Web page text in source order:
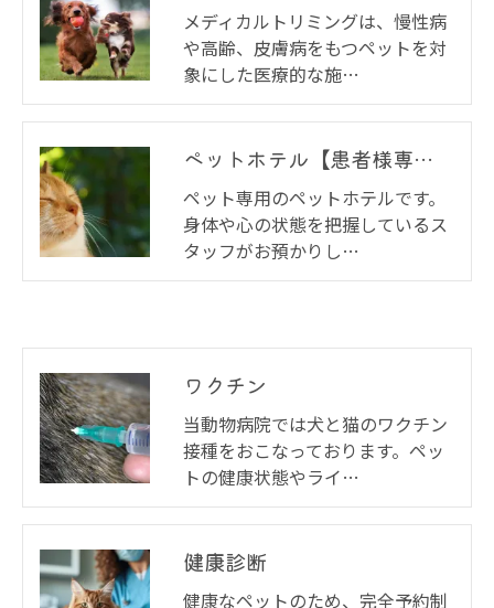
メディカルトリミングは、慢性病
や高齢、皮膚病をもつペットを対
象にした医療的な施…
ペットホテル【患者様専用】犬猫ウサギ
ペット専用のペットホテルです。
身体や心の状態を把握しているス
タッフがお預かりし…
ワクチン
当動物病院では犬と猫のワクチン
接種をおこなっております。ペッ
トの健康状態やライ…
健康診断
健康なペットのため、完全予約制